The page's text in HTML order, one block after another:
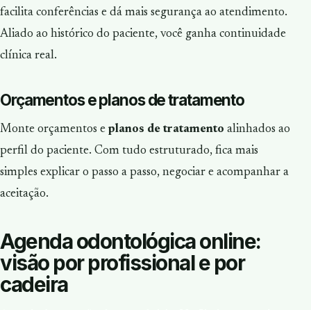
facilita conferências e dá mais segurança ao atendimento.
Aliado ao histórico do paciente, você ganha continuidade
clínica real.
Orçamentos e planos de tratamento
Monte orçamentos e planos de tratamento alinhados ao
perfil do paciente. Com tudo estruturado, fica mais
simples explicar o passo a passo, negociar e acompanhar a
aceitação.
Agenda odontológica online:
visão por profissional e por
cadeira